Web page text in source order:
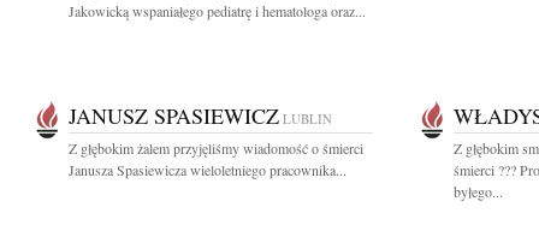
Jakowicką wspaniałego pediatrę i hematologa oraz...
JANUSZ SPASIEWICZ LUBLIN
Z głębokim żalem przyjęliśmy wiadomość o śmierci
Janusza Spasiewicza wieloletniego pracownika...
Z głębokim
śmierci ???
byłego...